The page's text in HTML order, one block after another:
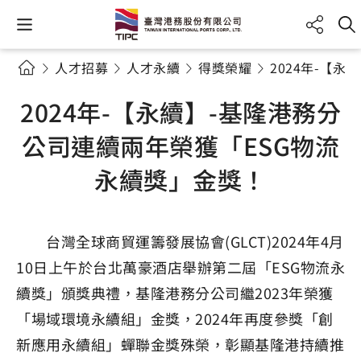
人才招募 人才永續 得獎榮耀 2024年-【永
2024年-【永續】-基隆港務分
公司連續兩年榮獲「ESG物流
永續獎」金獎！
台灣全球商貿運籌發展協會(GLCT)2024年4月
10日上午於台北萬豪酒店舉辦第二屆「ESG物流永
續獎」頒獎典禮，基隆港務分公司繼2023年榮獲
「場域環境永續組」金獎，2024年再度參獎「創
新應用永續組」蟬聯金獎殊榮，彰顯基隆港持續推